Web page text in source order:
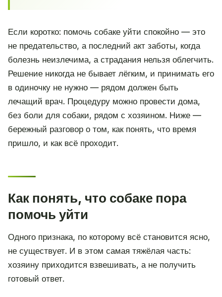
Если коротко: помочь собаке уйти спокойно — это
не предательство, а последний акт заботы, когда
болезнь неизлечима, а страдания нельзя облегчить.
Решение никогда не бывает лёгким, и принимать его
в одиночку не нужно — рядом должен быть
лечащий врач. Процедуру можно провести дома,
без боли для собаки, рядом с хозяином. Ниже —
бережный разговор о том, как понять, что время
пришло, и как всё проходит.
Как понять, что собаке пора
помочь уйти
Одного признака, по которому всё становится ясно,
не существует. И в этом самая тяжёлая часть:
хозяину приходится взвешивать, а не получить
готовый ответ.